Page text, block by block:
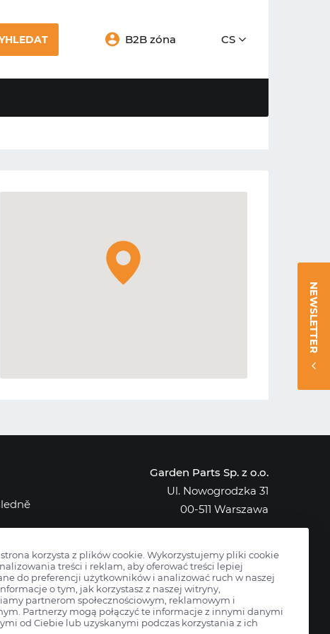
B2B zóna CS
NEWSLETTER
Garden Parts Sp. z o.o.
Ul. Nowogrodzka 31
00-511 Warszawa
KRS: 0000431421
korzysta z plików cookie. Wykorzystujemy pliki cookie
treści i reklam, aby oferować treści lepiej
do preferencji użytkowników i analizować ruch w naszej
o tym, jak korzystasz z naszej witryny,
partnerom społecznościowym, reklamowym i
Partnerzy mogą połączyć te informacje z innymi danymi
od Ciebie lub uzyskanymi podczas korzystania z ich